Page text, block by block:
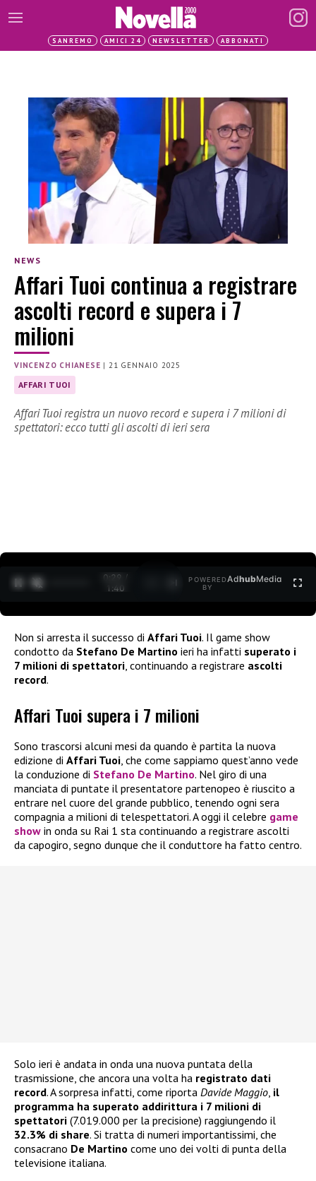
SANREMO AMICI 24 NEWSLETTER ABBONATI
NEWS
Affari Tuoi continua a registrare
ascolti record e supera i 7
milioni
VINCENZO CHIANESE |21 GENNAIO 2025
AFFARI TUOI
Affari Tuoi registra un nuovo record e supera i 7 milioni di
spettatori: ecco tutti gli ascolti di ieri sera
0:30 /
1:40
POWERED
BY
AdhubMedia
Non si arresta il successo di Affari Tuoi. Il game show
condotto da Stefano De Martino ieri ha infatti superato i
7 milioni di spettatori , continuando a registrare ascolti
record.
Affari Tuoi supera i 7 milioni
Sono trascorsi alcuni mesi da quando è partita la nuova
edizione di Affari Tuoi, che come sappiamo quest’anno vede
la conduzione di Stefano De Martino. Nel giro di una
manciata di puntate il presentatore partenopeo è riuscito a
entrare nel cuore del grande pubblico, tenendo ogni sera
compagnia a milioni di telespettatori. A oggi il celebre game
show in onda su Rai 1 sta continuando a registrare ascolti
da capogiro, segno dunque che il conduttore ha fatto centro.
Solo ieri è andata in onda una nuova puntata della
trasmissione, che ancora una volta ha registrato dati
record. A sorpresa infatti, come riporta Davide Maggio, il
programma ha superato addirittura i 7 milioni di
spettatori (7.019.000 per la precisione) raggiungendo il
32.3% di share. Si tratta di numeri importantissimi, che
consacrano De Martino come uno dei volti di punta della
televisione italiana.